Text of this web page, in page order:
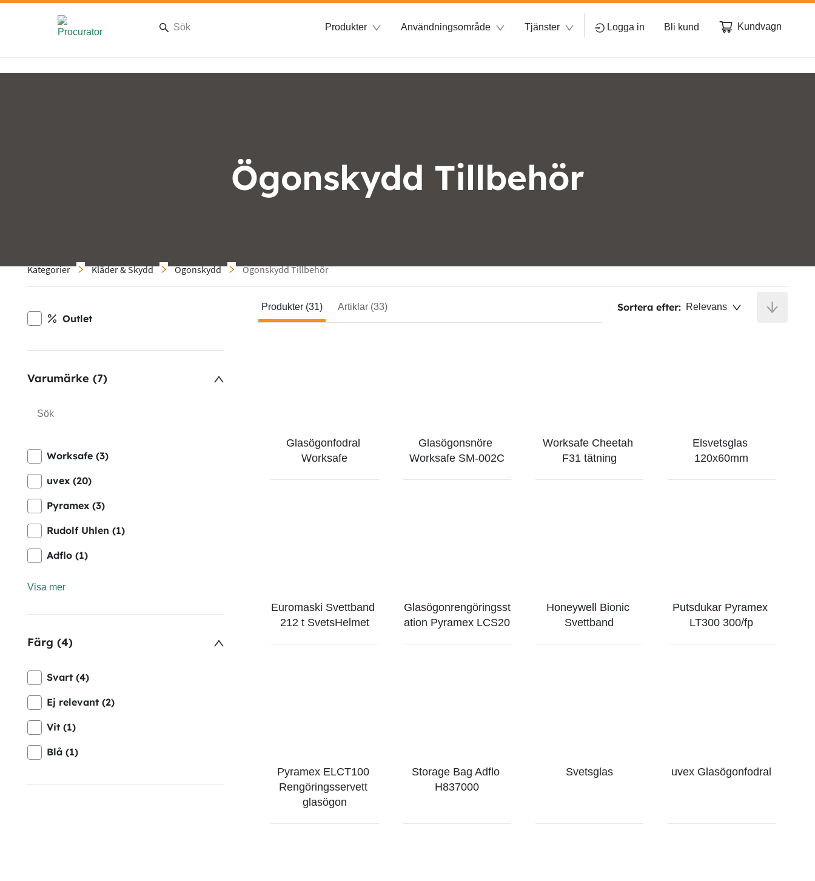
Produkter Användningsområde Tjänster Logga in Bli kund Kundvagn
Ögonskydd Tillbehör
Kategorier Kläder & Skydd Ögonskydd Ögonskydd Tillbehör
Outlet
Varumärke (7)
Worksafe (3)
uvex (20)
Pyramex (3)
Rudolf Uhlen (1)
Adflo (1)
Visa mer
Färg (4)
Svart (4)
Ej relevant (2)
Vit (1)
Blå (1)
Produkter (31) Artiklar (33) Sortera efter: Relevans
Glasögonfodral
Worksafe
Glasögonsnöre
Worksafe SM-002C
Worksafe Cheetah
F31 tätning
Elsvetsglas
120x60mm
Euromaski Svettband
212 t SvetsHelmet
Glasögonrengöringsst
ation Pyramex LCS20
Honeywell Bionic
Svettband
Putsdukar Pyramex
LT300 300/fp
Pyramex ELCT100
Rengöringsservett
glasögon
Storage Bag Adflo
H837000
Svetsglas uvex Glasögonfodral